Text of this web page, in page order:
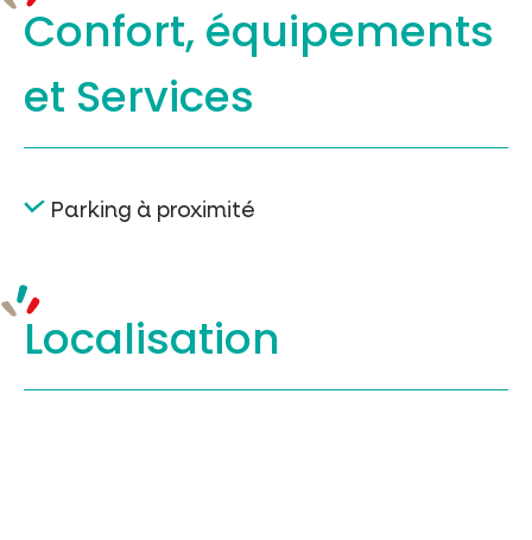
Confort, équipements
et Services
Parking à proximité
Localisation